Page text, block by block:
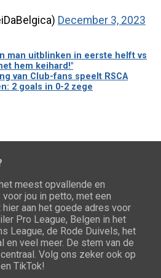
December 3, 2023
man uitblinken in eerste helft vs
hem keihard!"
van Club-fans speelt RSCA
2 goals in 0-2 zege
meest opvallende en
jou in petto, met een
aan het goede adres voor
Pro League, Belgen in het
League, de Rode Duivels, het
en veel meer. De stem van de
Volg ons zeker ook op
TikTok!